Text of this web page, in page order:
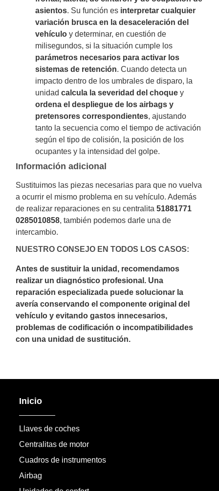
asientos. Su función es interpretar cualquier
variación brusca en la desaceleración del
vehículo y determinar, en cuestión de
milisegundos, si la situación cumple los
parámetros necesarios para activar los
sistemas de retención. Cuando detecta un
impacto dentro de los umbrales de disparo, la
unidadcalcula la severidad del choque y
ordena el despliegue de los airbags y
pretensores correspondientes, ajustando
tanto la secuencia como el tiempo de activación
según el tipo de colisión, la posición de los
ocupantes y la intensidad del golpe.
Información adicional
Sustituimos las piezas necesarias para que no vuelva
a ocurrir el mismo problema en su vehículo. Además
de realizar reparaciones en su centralita51881771
0285010858, también podemos darle una de
intercambio.
NUESTRO CONSEJO EN TODOS LOS CASOS:
Antes de sustituir la unidad, recomendamos
realizar un diagnóstico profesional. Una
reparación especializada puede solucionar la
avería conservando el componente original del
vehículo y evitando gastos innecesarios,
problemas de codificación o incompatibilidades
con una unidad de sustitución.
Inicio
Llaves de coches
Centralitas de motor
Cuadros de instrumentos
Airbag